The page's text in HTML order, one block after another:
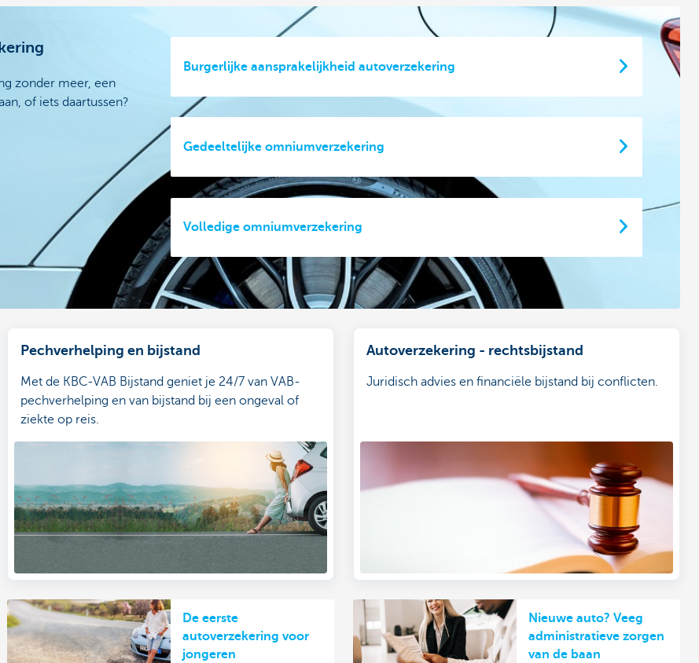
zonder meer, een
of iets daartussen?
Burgerlijke aansprakelijkheid autoverzekering
Gedeeltelijke omniumverzekering
Volledige omniumverzekering
Pechverhelping en bijstand
Met de KBC-VAB Bijstand geniet je 24/7 van VAB-
pechverhelping en van bijstand bij een ongeval of
ziekte op reis.
Autoverzekering - rechtsbijstand
Juridisch advies en financiële bijstand bij conflicten.
De eerste
autoverzekering voor
jongeren
Nieuwe auto? Veeg
administratieve zorgen
van de baan